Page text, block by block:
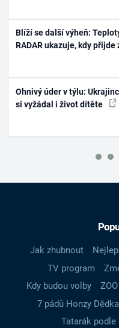
Blíží se další výheň:
RADAR ukazuje, kdy přijde
Ohnivý úder v týlu:
si vyžádal i život dítěte
Jak zhubnout
TV program
Kdy budou volby
7 pádů Honzy Dědka
Tatarák podle